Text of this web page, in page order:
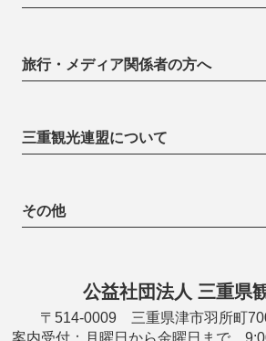
旅行・メディア関係者の方へ
三重観光連盟について
その他
公益社団法人 三重県
〒514-0009 三重県津市羽所町
案内受付：月曜日から金曜日まで